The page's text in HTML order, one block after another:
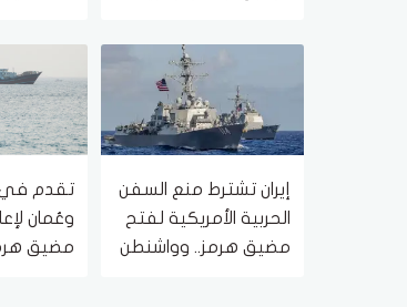
إيران تشترط منع السفن
الحربية الأمريكية لفتح
مضيق هرمز.. وواشنطن
تقدم في
وعُمان
مضيق